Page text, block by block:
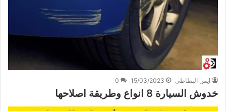
ايمن البطاطي 15/03/2023
0
خدوش السيارة 8 انواع وطريقة اصلاحها